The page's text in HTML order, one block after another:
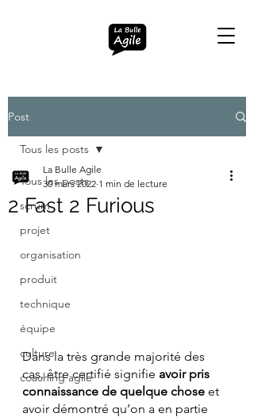
Post
Tous les posts
scrum
projet
organisation
produit
technique
équipe
culture
coaching agile
Tous les posts
2 Fast 2 Furious
La Bulle Agile
30 mars 2022 1 min de lecture
Dans la très grande majorité des
cas, être certifié signifie avoir pris
connaissance de quelque chose et
avoir démontré qu’on a en partie